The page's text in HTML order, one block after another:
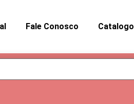
Fale Conosco Catalogo